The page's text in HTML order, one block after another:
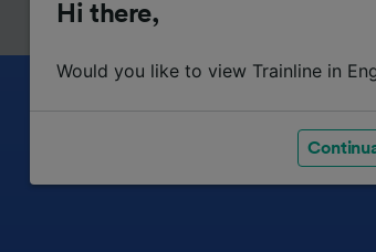
Hi there,
Would you like to view Trainline in